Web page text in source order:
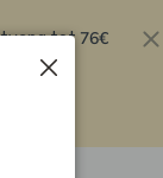
tot 76€